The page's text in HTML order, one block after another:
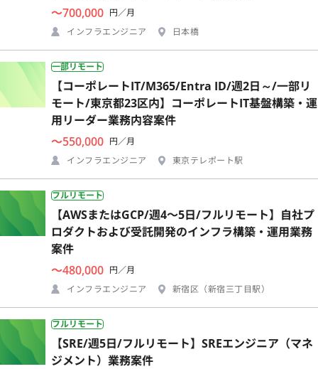
〜700,000 円／月
インフラエンジニア
日本橋
一部リモート
【コーポレートIT/M365/Entra ID/週2日～/一部リ
モート/東京都23区内】コーポレートIT基盤構築・運
用リーダー業務内容案件
〜550,000 円／月
インフラエンジニア
東京テレポート駅
フルリモート
【AWSまたはGCP/週4〜5日/フルリモート】自社プ
ロダクトおよび受託開発のインフラ構築・運用業務
案件
〜480,000 円／月
インフラエンジニア
新宿区（新宿三丁目駅）
フルリモート
【SRE/週5日/フルリモート】SREエンジニア（マネ
ジメント）業務案件